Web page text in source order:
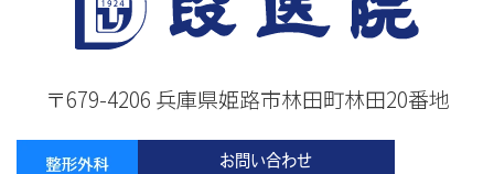
〒679-4206 兵庫県姫路市林田町林田20番地
お問い合わせ